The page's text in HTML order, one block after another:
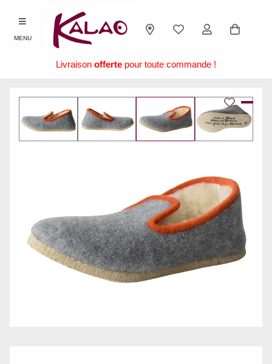
MENU
Livraison offerte pour toute commande !